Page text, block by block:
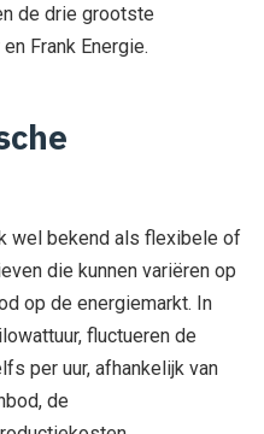
de drie grootste
Frank Energie.
wel bekend als flexibele of
die kunnen variëren op
op de energiemarkt. In
fluctueren de
per uur, afhankelijk van
de